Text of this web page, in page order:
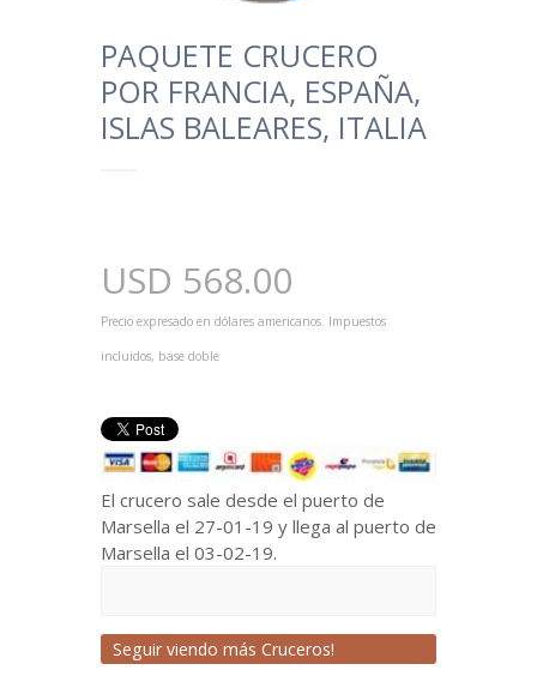
PAQUETE CRUCERO
POR FRANCIA, ESPAÑA,
ISLAS BALEARES, ITALIA
USD 568.00
Precio expresado en dólares americanos. Impuestos
incluidos, base doble
El crucero sale desde el puerto de
Marsella el 27-01-19 y llega al puerto de
Marsella el 03-02-19.
Seguir viendo más Cruceros!